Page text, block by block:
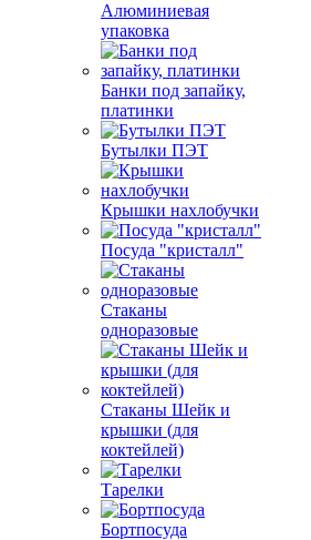
Алюминиевая
упаковка
Банки под запайку,
платинки
Бутылки ПЭТ
Крышки нахлобучки
Посуда "кристалл"
Стаканы
одноразовые
Стаканы Шейк и
крышки (для
коктейлей)
Тарелки
Бортпосуда